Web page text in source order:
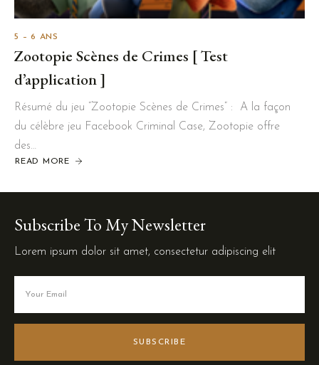
5 – 6 ANS
Zootopie Scènes de Crimes [ Test
d’application ]
Résumé du jeu “Zootopie Scènes de Crimes” : A la façon
du célèbre jeu Facebook Criminal Case, Zootopie offre
des…
READ MORE
Subscribe To My Newsletter
Lorem ipsum dolor sit amet, consectetur adipiscing elit
SUBSCRIBE